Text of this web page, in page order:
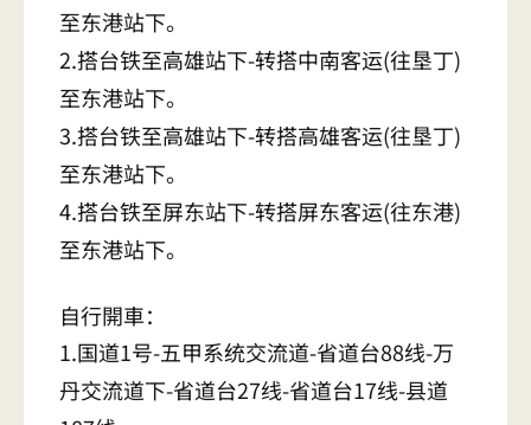
至东港站下。
2.搭台铁至高雄站下-转搭中南客运(往垦丁)
至东港站下。
3.搭台铁至高雄站下-转搭高雄客运(往垦丁)
至东港站下。
4.搭台铁至屏东站下-转搭屏东客运(往东港)
至东港站下。
自行開車：
1.国道1号-五甲系统交流道-省道台88线-万
丹交流道下-省道台27线-省道台17线-县道